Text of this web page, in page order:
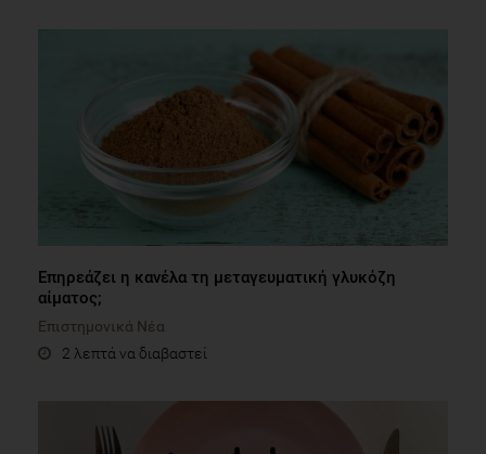
Επηρεάζει η κανέλα τη μεταγευματική γλυκόζη
αίματος;
Επιστημονικά Νέα
2 λεπτά να διαβαστεί